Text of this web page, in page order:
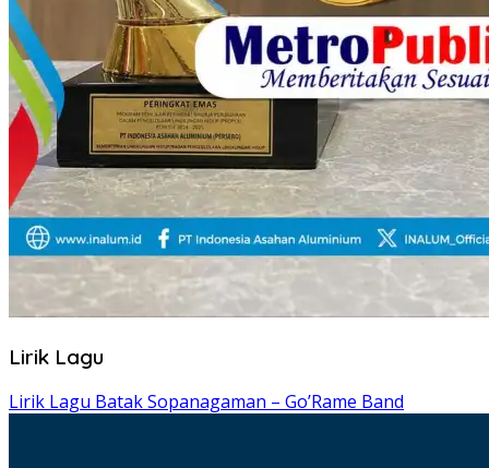
Lirik Lagu
Lirik Lagu Batak Sopanagaman – Go’Rame Band